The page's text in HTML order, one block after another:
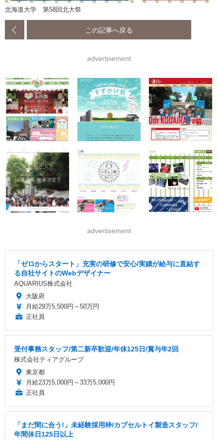
北海道大学 第58回北大祭
この記事へ戻る
advertisement
advertisement
「ゼロからスタート」充実の研修で安心/実績が給与に直結す
る自社サイトのWebデザイナー
AQUARIUS株式会社
大阪府
月給29万5,500円～50万円
正社員
受付事務スタッフ/第二新卒歓迎/年休125日/賞与年2回
株式会社ティアグループ
東京都
月給23万5,000円～33万5,000円
正社員
「まだ間に合う!」未経験採用枠/カプセルトイ製造スタッフ/
年間休日125日以上